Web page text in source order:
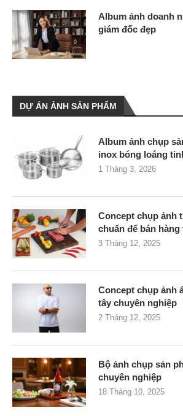
Album ảnh doanh
giám đốc đẹp
DỰ ÁN ẢNH SẢN PHẨM
Album ảnh chụp
inox bóng loáng
1 Tháng 3, 2026
Concept chụp ảnh
chuẩn để bán
3 Tháng 12, 2025
Concept chụp ảnh
tây chuyên nghiệp
2 Tháng 12, 2025
Bộ ảnh chụp sản
chuyên nghiệp
18 Tháng 10, 2025